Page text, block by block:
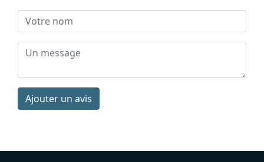
Ajouter un avis